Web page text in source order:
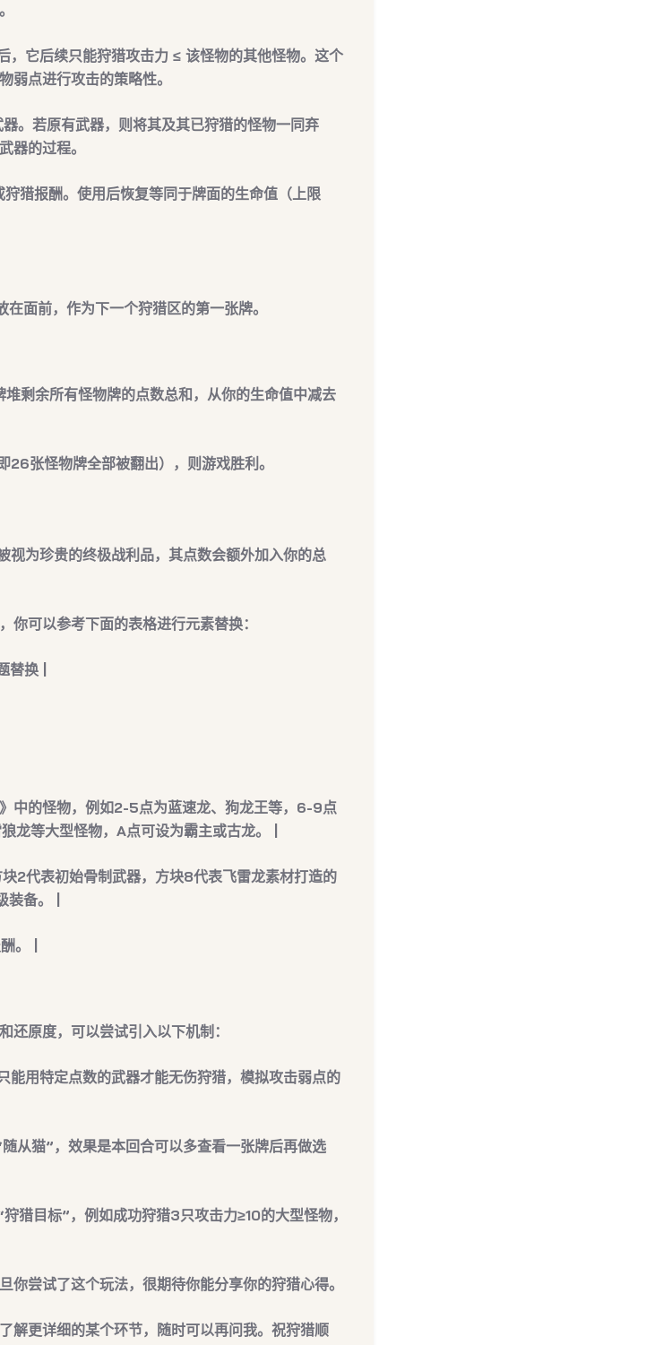
，它后续只能狩猎攻击力 ≤ 该怪物的其他怪物。这个
弱点进行攻击的策略性。
。若原有武器，则将其及其已狩猎的怪物一同弃
器的过程。
狩猎报酬。使用后恢复等同于牌面的生命值（上限
在面前，作为下一个狩猎区的第一张牌。
剩余所有怪物牌的点数总和，从你的生命值中减去
26张怪物牌全部被翻出），则游戏胜利。
视为珍贵的终极战利品，其点数会额外加入你的总
你可以参考下面的表格进行元素替换：
替换 |
中的怪物，例如2-5点为蓝速龙、狗龙王等，6-9点
龙等大型怪物，A点可设为霸主或古龙。 |
块2代表初始骨制武器，方块8代表飞雷龙素材打造的
备。 |
。 |
还原度，可以尝试引入以下机制：
能用特定点数的武器才能无伤狩猎，模拟攻击弱点的
从猫”，效果是本回合可以多查看一张牌后再做选
猎目标”，例如成功狩猎3只攻击力≥10的大型怪物，
尝试了这个玩法，很期待你能分享你的狩猎心得。
解更详细的某个环节，随时可以再问我。祝狩猎顺